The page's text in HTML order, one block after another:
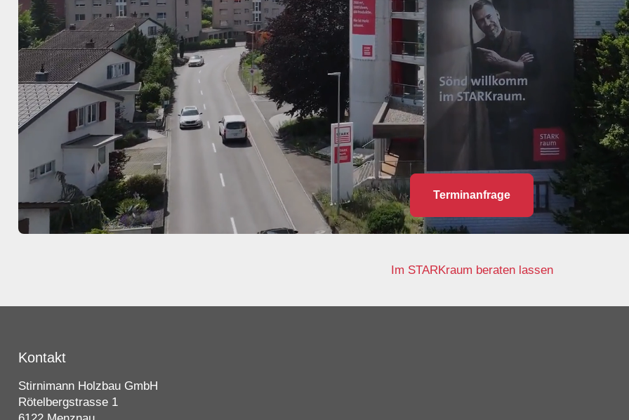
Terminanfrage
Im STARKraum beraten lassen
Kontakt
Stirnimann Holzbau GmbH
Rötelbergstrasse 1